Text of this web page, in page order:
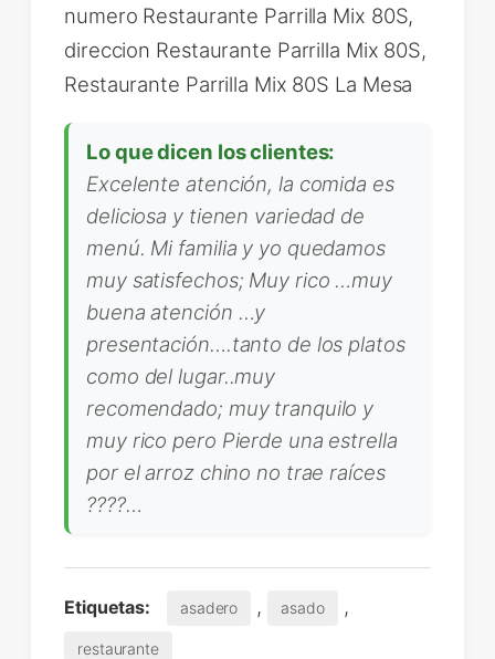
numero Restaurante Parrilla Mix 80S,
direccion Restaurante Parrilla Mix 80S,
Restaurante Parrilla Mix 80S La Mesa
Lo que dicen los clientes:
Excelente atención, la comida es
deliciosa y tienen variedad de
menú. Mi familia y yo quedamos
muy satisfechos; Muy rico …muy
buena atención …y
presentación….tanto de los platos
como del lugar..muy
recomendado; muy tranquilo y
muy rico pero Pierde una estrella
por el arroz chino no trae raíces
????…
Etiquetas: asadero , asado ,
restaurante